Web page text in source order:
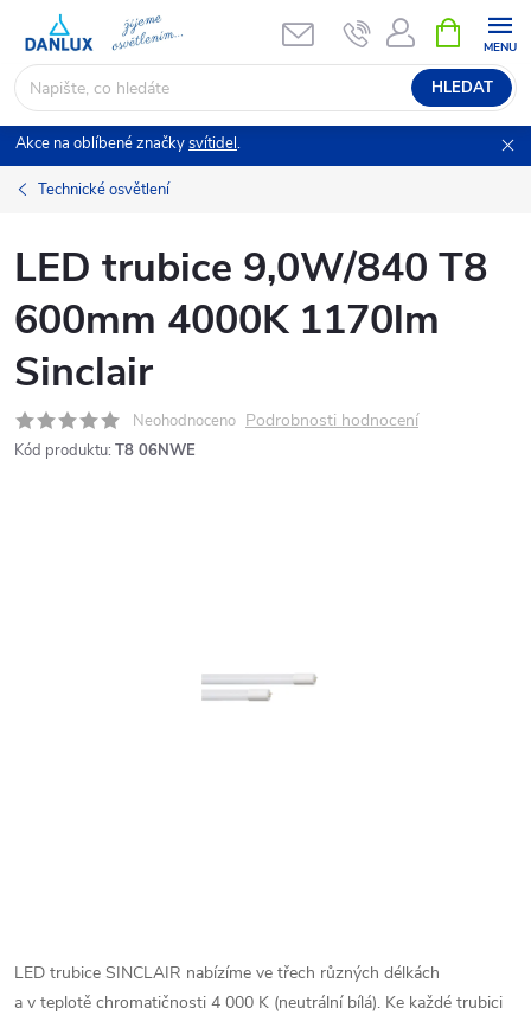
obsah
HLEDAT
NÁKUPNÍ
KOŠÍK
Akce na oblíbené značkysvítidel.
Technické osvětlení
LED trubice 9,0W/840 T8
600mm 4000K 1170lm
Sinclair
Neohodnoceno Podrobnosti hodnocení
Kód produktu: T8 06NWE
LED trubice SINCLAIR nabízíme ve třech různých délkách
a v teplotě chromatičnosti 4 000 K (neutrální bílá). Ke každé trubici